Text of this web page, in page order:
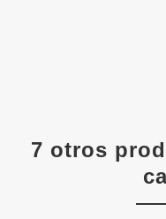
7 otros